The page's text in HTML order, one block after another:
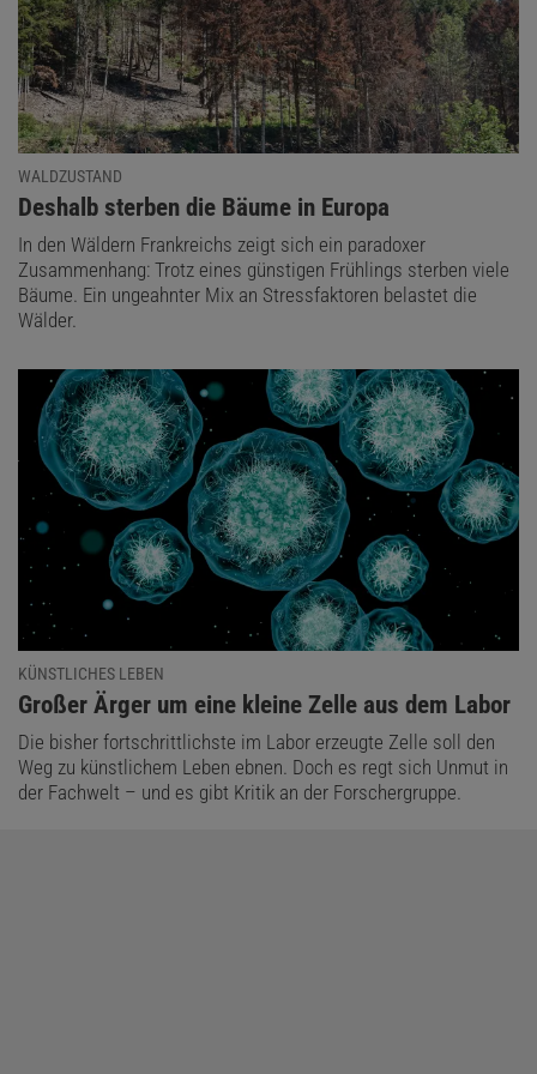
WALDZUSTAND
:
Deshalb sterben die Bäume in Europa
In den Wäldern Frankreichs zeigt sich ein paradoxer
Zusammenhang: Trotz eines günstigen Frühlings sterben viele
Bäume. Ein ungeahnter Mix an Stressfaktoren belastet die
Wälder.
KÜNSTLICHES LEBEN
:
Großer Ärger um eine kleine Zelle aus dem Labor
Die bisher fortschrittlichste im Labor erzeugte Zelle soll den
Weg zu künstlichem Leben ebnen. Doch es regt sich Unmut in
der Fachwelt – und es gibt Kritik an der Forschergruppe.